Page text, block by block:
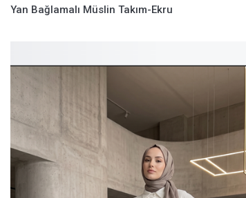
Yan Bağlamalı Müslin Takım-Ekru